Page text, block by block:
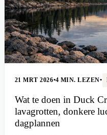
21 MRT 2026•4 MIN. LEZEN•
Wat te doen in Duck
lavagrotten, donkere
dagplannen